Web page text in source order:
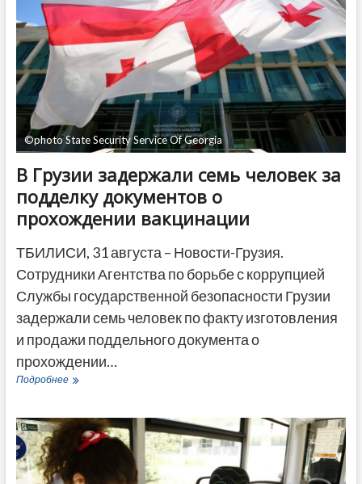
микроавтобус.
ВИДЕО
©photo State Security Service Of Georgia
В Грузии задержали семь человек за
подделку документов о
прохождении вакцинации
ТБИЛИСИ, 31 августа – Новости-Грузия.
Сотрудники Агентства по борьбе с коррупцией
Службы государственной безопасности Грузии
задержали семь человек по факту изготовления
и продажи поддельного документа о
прохождении…
ПодробнееВ
семь
человек
за
документов